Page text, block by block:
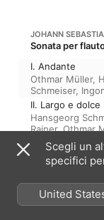
JOHANN
I. Andante
Othmar Müller,
Schmeiser,
II. Largo e dolce
Hansgeorg
Rainer,Othmar
III. Presto
Hansgeorg
Müller,Ingomar
IV. Allegro
Hansgeorg
Rainer,Othmar
Scegli un
specifici
United